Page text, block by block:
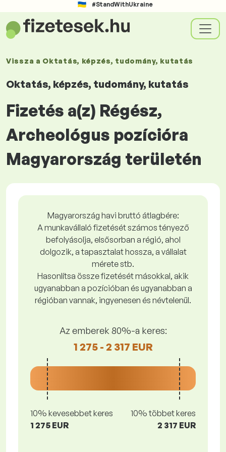
#StandWithUkraine
Vissza a Oktatás, képzés, tudomány, kutatás
Oktatás, képzés, tudomány, kutatás
Fizetés a(z) Régész,
Archeológus pozícióra
Magyarország területén
Magyarország havi bruttó átlagbére:
A munkavállaló fizetését számos tényező
befolyásolja, elsősorban a régió, ahol
dolgozik, a tapasztalat hossza, a vállalat
mérete stb.
Hasonlítsa össze fizetését másokkal, akik
ugyanabban a pozícióban és ugyanabban a
régióban vannak, ingyenesen és névtelenül.
Az emberek 80%-a keres:
1 275 - 2 317 EUR
10% kevesebbet keres
1 275 EUR
10% többet keres
2 317 EUR